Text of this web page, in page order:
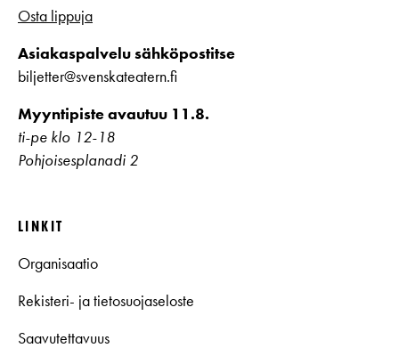
Osta lippuja
Asiakaspalvelu sähköpostitse
biljetter@svenskateatern.fi
Myyntipiste avautuu 11.8.
ti-pe klo 12-18
Pohjoisesplanadi 2
LINKIT
Organisaatio
Rekisteri- ja tietosuojaseloste
Saavutettavuus